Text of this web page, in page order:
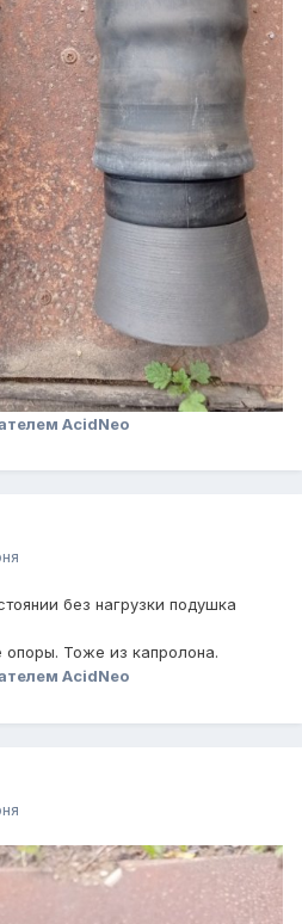
AcidNeo
без нагрузки подушка
опоры. Тоже из капролона.
AcidNeo